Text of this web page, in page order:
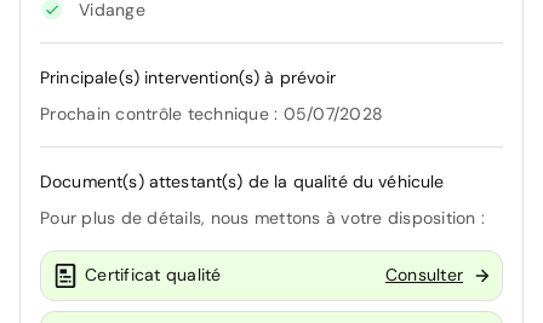
Vidange
Principale(s) intervention(s) à prévoir
Prochain contrôle technique : 05/07/2028
Document(s) attestant(s) de la qualité du véhicule
Pour plus de détails, nous mettons à votre disposition :
Certificat qualité Consulter